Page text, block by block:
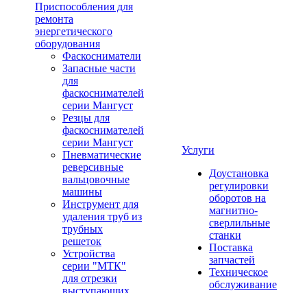
Приспособления для
ремонта
энергетического
оборудования
Фаскосниматели
Запасные части
для
фаскоснимателей
серии Мангуст
Резцы для
фаскоснимателей
серии Мангуст
Пневматические
реверсивные
вальцовочные
машины
Инструмент для
удаления труб из
трубных
решеток
Устройства
серии "МТК"
для отрезки
выступающих
Услуги
Доустановка
регулировки
оборотов на
магнитно-
сверлильные
станки
Поставка
запчастей
Техническое
обслуживание